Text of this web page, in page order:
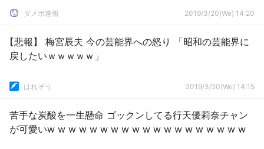
ダメポ速報 2019/3/20(We) 14:20
【悲報】 梅宮辰夫 今の芸能界への怒り 「昭和の芸能界に
戻したいｗｗｗｗｗ」
はれぞう 2019/3/20(We) 14:15
苦手な炭酸を一生懸命 ゴックンしてる行天優莉奈チャン
が可愛いw w w w w w w w w w w w w w w w w w w